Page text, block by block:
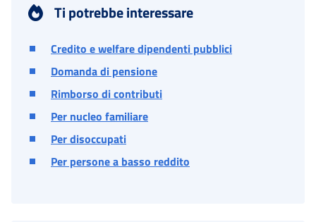
Ti potrebbe interessare
Credito e welfare dipendenti pubblici
Domanda di pensione
Rimborso di contributi
Per nucleo familiare
Per disoccupati
Per persone a basso reddito